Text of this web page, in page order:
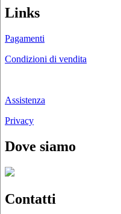
Links
Pagamenti
Condizioni di vendita
Assistenza
Privacy
Dove siamo
Contatti